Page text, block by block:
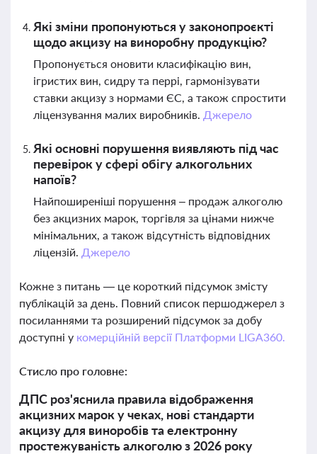
Які зміни пропонуються у законопроєкті
щодо акцизу на виноробну продукцію?
Пропонується оновити класифікацію вин,
ігристих вин, сидру та перрі, гармонізувати
ставки акцизу з нормами ЄС, а також спростити
ліцензування малих виробників. Джерело
Які основні порушення виявляють під час
перевірок у сфері обігу алкогольних
напоїв?
Найпоширеніші порушення – продаж алкоголю
без акцизних марок, торгівля за цінами нижче
мінімальних, а також відсутність відповідних
ліцензій. Джерело
Кожне з питань — це короткий підсумок змісту
публікацій за день. Повний список першоджерел з
посиланнями та розширений підсумок за добу
доступні у комерційній версії Платформи LIGA360.
Стисло про головне:
ДПС роз'яснила правила відображення
акцизних марок у чеках, нові стандарти
акцизу для виноробів та електронну
простежуваність алкоголю з 2026 року